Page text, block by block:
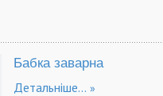
Бабка заварна
Детальніше...